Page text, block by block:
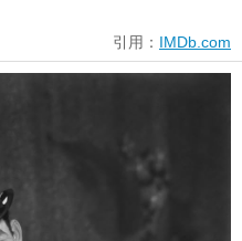
引用： IMDb.com